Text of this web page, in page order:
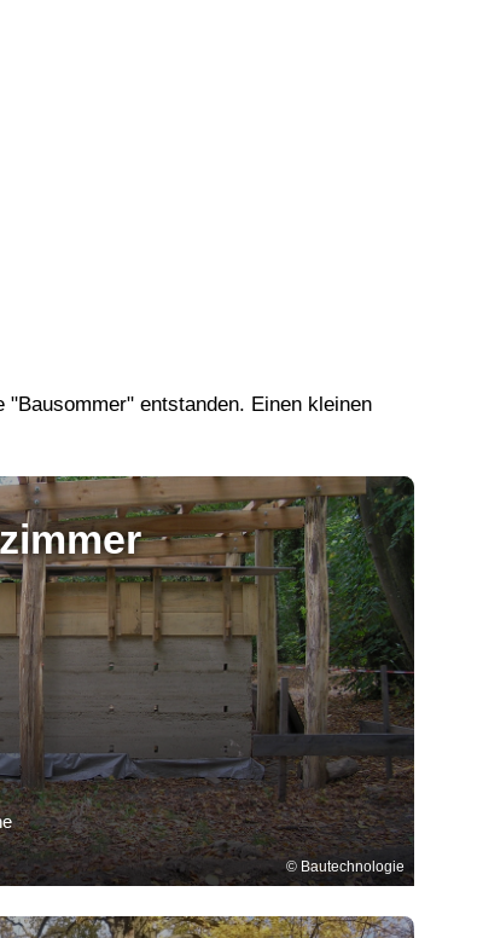
entstanden. Einen kleinen
Bautechnologie